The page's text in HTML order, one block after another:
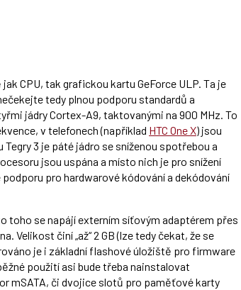
CPU, tak grafickou kartu GeForce ULP. Ta je
tedy plnou podporu standardů a
jádry Cortex-A9, taktovanými na 900 MHz. To
v telefonech (například HTC One X) jsou
Tegry 3 je páté jádro se sníženou spotřebou a
jsou uspána a místo nich je pro snížení
pro hardwarové kódování a dekódování
toho se napájí externím síťovým adaptérem přes
Velikost činí „až“ 2 GB (lze tedy čekat, že se
je i základní flashové úložiště pro firmware
použití asi bude třeba nainstalovat
mSATA, či dvojice slotů pro paměťové karty